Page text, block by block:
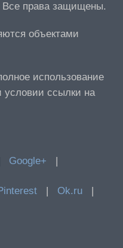
Все права защищены.
объектами
использование
ссылки на
Google+ |
| Ok.ru |